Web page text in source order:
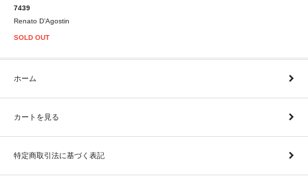
7439
Renato D’Agostin
SOLD OUT
ホーム
カートを見る
特定商取引法に基づく表記